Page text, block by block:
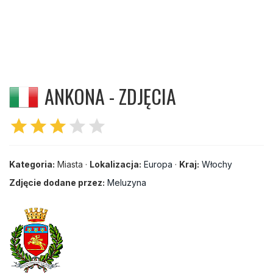
ANKONA - ZDJĘCIA
starstarstar star star
Kategoria: Miasta · Lokalizacja: Europa · Kraj: Włochy
Zdjęcie dodane przez: Meluzyna